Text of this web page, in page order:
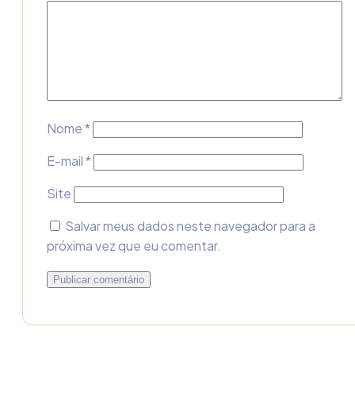
Nome*
E-mail*
Site
Salvar meus dados neste navegador para a
próxima vez que eu comentar.